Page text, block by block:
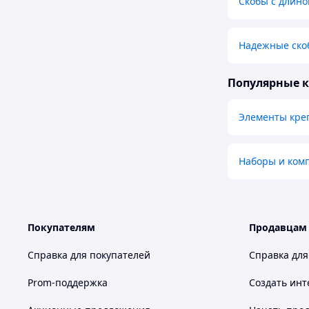
Надежные
Популярные
Элементы
Наборы и
Покупателям
Справка для покупателей
Prom-поддержка
Продавцам
Справка
Создать